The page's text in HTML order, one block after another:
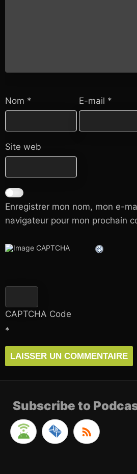
Nom * E-mail *
Site web
Enregistrer mon nom, mon e-
navigateur pour mon prochain
CAPTCHA Code
*
Subscribe to